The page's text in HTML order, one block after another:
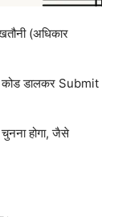
(अधिकार
डालकर Submit
होगा, जैसे